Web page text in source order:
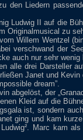
den Liedern
Ludwig II auf die
Originalmusical zu
Willem Wentzel
verschwand der
auch nur sehr
alle drei Darsteller
Janet und Kevin
dream”.
abgelöst, der
Kleid auf die
ist, sondern
ging und kam
Marc kam